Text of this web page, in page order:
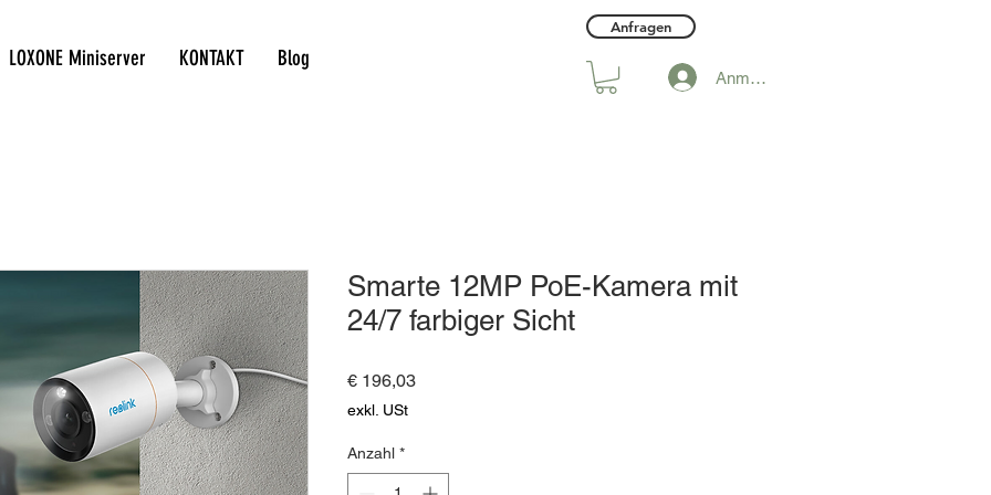
LOXONE Miniserver KONTAKT Blog
Anfragen
Anmelden
Smarte 12MP PoE-Kamera mit
24/7 farbiger Sicht
€ 196,03Preis
exkl. USt
Anzahl *